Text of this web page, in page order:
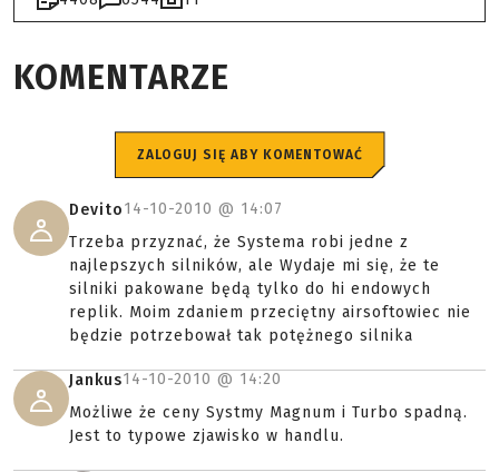
KOMENTARZE
ZALOGUJ SIĘ ABY KOMENTOWAĆ
Devito14-10-2010 @ 14:07
Trzeba przyznać, że Systema robi jedne z
najlepszych silników, ale Wydaje mi się, że te
silniki pakowane będą tylko do hi endowych
replik. Moim zdaniem przeciętny airsoftowiec nie
będzie potrzebował tak potężnego silnika
Jankus14-10-2010 @ 14:20
Możliwe że ceny Systmy Magnum i Turbo spadną.
Jest to typowe zjawisko w handlu.